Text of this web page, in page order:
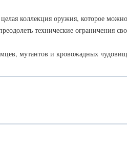
коллекция оружия, которое
технические ограничения
мутантов и кровожадных